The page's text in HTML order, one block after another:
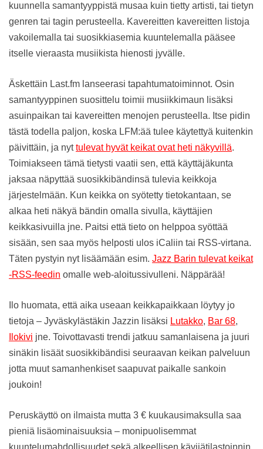
kuunnella samantyyppistä musaa kuin tietty artisti, tai tietyn
genren tai tagin perusteella. Kavereitten kavereitten listoja
vakoilemalla tai suosikkiasemia kuuntelemalla pääsee
itselle vieraasta musiikista hienosti jyvälle.
Äskettäin Last.fm lanseerasi tapahtumatoiminnot. Osin
samantyyppinen suosittelu toimii musiikkimaun lisäksi
asuinpaikan tai kavereitten menojen perusteella. Itse pidin
tästä todella paljon, koska LFM:ää tulee käytettyä kuitenkin
päivittäin, ja nyttulevat hyvät keikat ovat heti näkyvillä.
Toimiakseen tämä tietysti vaatii sen, että käyttäjäkunta
jaksaa näpyttää suosikkibändinsä tulevia keikkoja
järjestelmään. Kun keikka on syötetty tietokantaan, se
alkaa heti näkyä bändin omalla sivulla, käyttäjien
keikkasivuilla jne. Paitsi että tieto on helppoa syöttää
sisään, sen saa myös helposti ulos iCaliin tai RSS-virtana.
Täten pystyin nyt lisäämään esim. Jazz Barin tulevat keikat
-RSS-feedin omalle web-aloitussivulleni. Näppärää!
Ilo huomata, että aika useaan keikkapaikkaan löytyy jo
tietoja – Jyväskylästäkin Jazzin lisäksi Lutakko, Bar 68,
Ilokivi jne. Toivottavasti trendi jatkuu samanlaisena ja juuri
sinäkin lisäät suosikkibändisi seuraavan keikan palveluun
jotta muut samanhenkiset saapuvat paikalle sankoin
joukoin!
Peruskäyttö on ilmaista mutta 3 € kuukausimaksulla saa
pieniä lisäominaisuuksia – monipuolisemmat
kuuntelumahdollisuudet sekä alkeellisen kävijätilastoinnin